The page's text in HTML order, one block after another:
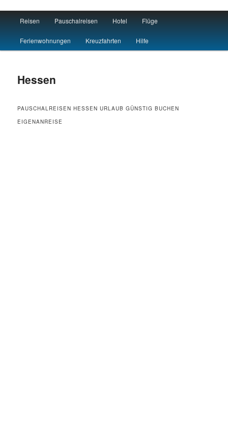
Reisen Hotel Flug
Skip to primary content
Skip to secondary content
Reisen Pauschalreisen Hotel Flüge
Ferienwohnungen Kreuzfahrten Hilfe
Hessen
PAUSCHALREISEN HESSEN URLAUB GÜNSTIG BUCHEN
EIGENANREISE